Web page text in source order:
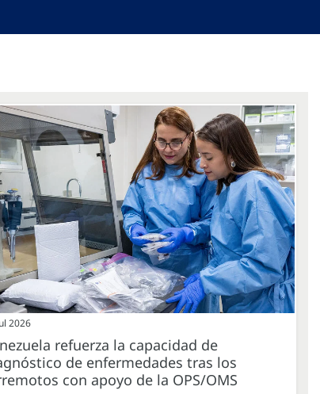
2026
refuerza la capacidad de
de enfermedades tras los
con apoyo de la OPS/OMS